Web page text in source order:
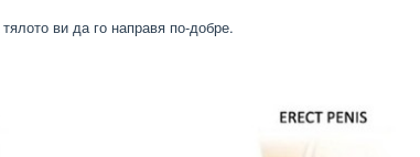
ви да го направя по-добре.